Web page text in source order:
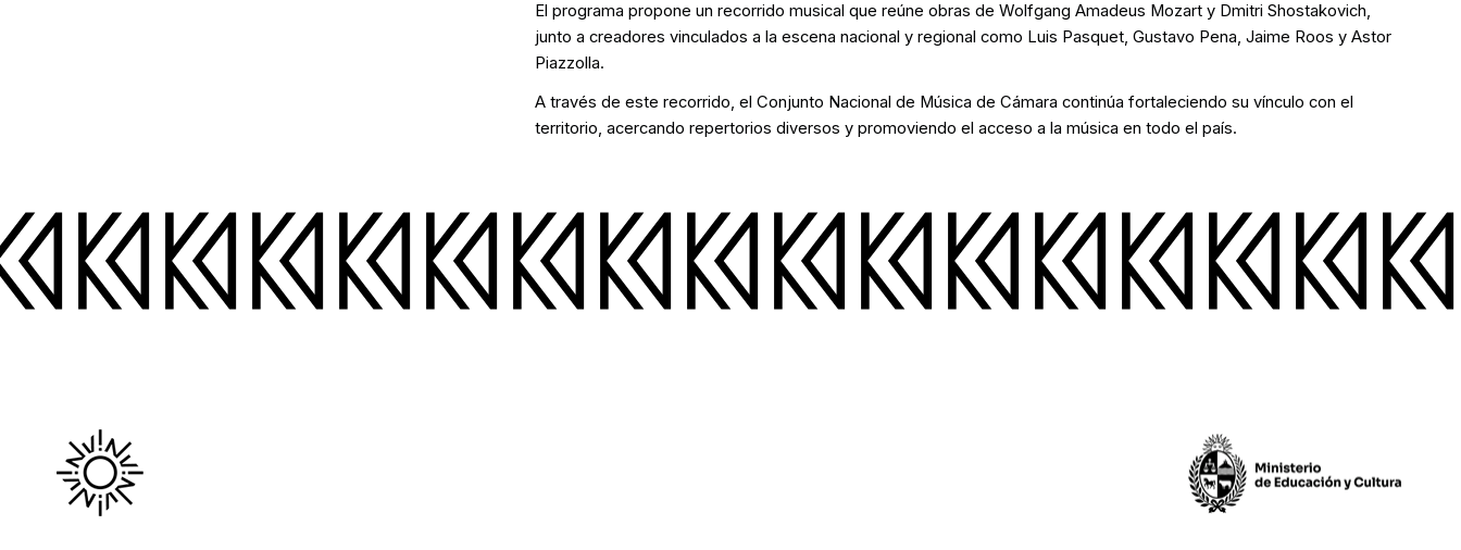
El programa propone un recorrido musical que reúne obras de Wolfgang Amadeus Mozart y Dmitri Shostakovich,
junto a creadores vinculados a la escena nacional y regional como Luis Pasquet, Gustavo Pena, Jaime Roos y Astor
Piazzolla.
A través de este recorrido, el Conjunto Nacional de Música de Cámara continúa fortaleciendo su vínculo con el
territorio, acercando repertorios diversos y promoviendo el acceso a la música en todo el país.